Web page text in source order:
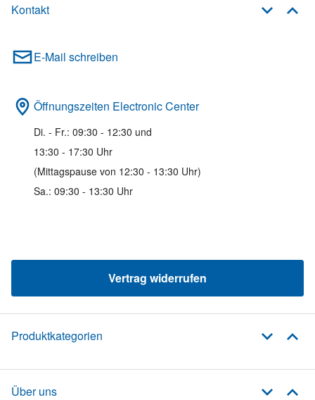
Kontakt
E-Mail schreiben
Öffnungszeiten Electronic Center
Di. - Fr.: 09:30 - 12:30 und
13:30 - 17:30 Uhr
(Mittagspause von 12:30 - 13:30 Uhr)
Sa.: 09:30 - 13:30 Uhr
Vertrag widerrufen
Produktkategorien
Über uns